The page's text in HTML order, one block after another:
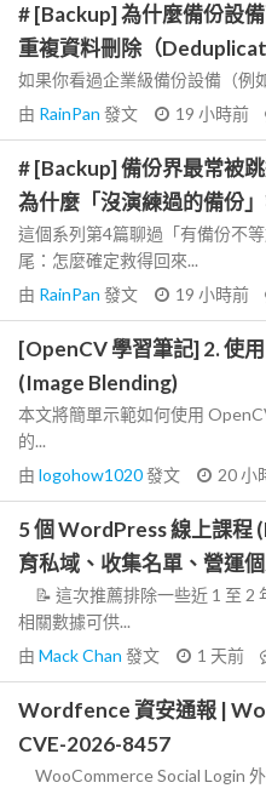
# [Backup] 為什麼備份設
重複資料刪除（
如果你看過企業級備份設備（例
由 RainPan 發文 19 小時前
# [Backup] 備份界最常被
為什麼「沒演練過的備份
這個系列第4篇聊過「有備份不
尾：怎麼確定救得回來...
由 RainPan 發文 19 小時前
[OpenCV 學習筆記] 2. 使
(Image Blending)
本文將簡單示範如何使用
的...
由 logohow1020發文 20 小
5 個 WordPress 線上課程
育私域、收集名單、營運
📝 這次推薦排除一些近 1 至 2
相關數據可供...
由 Mack Chan 發文 1 天前
Wordfence 資安通報 |
CVE-2026-8457
WooCommerce Social Login